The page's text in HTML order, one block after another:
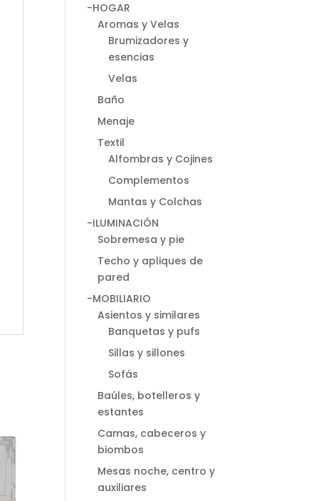
-HOGAR
Aromas y Velas
Brumizadores y
esencias
Velas
Baño
Menaje
Textil
Alfombras y Cojines
Complementos
Mantas y Colchas
-ILUMINACIÓN
Sobremesa y pie
Techo y apliques de
pared
-MOBILIARIO
Asientos y similares
Banquetas y pufs
Sillas y sillones
Sofás
Baúles, botelleros y
estantes
Camas, cabeceros y
biombos
Mesas noche, centro y
auxiliares